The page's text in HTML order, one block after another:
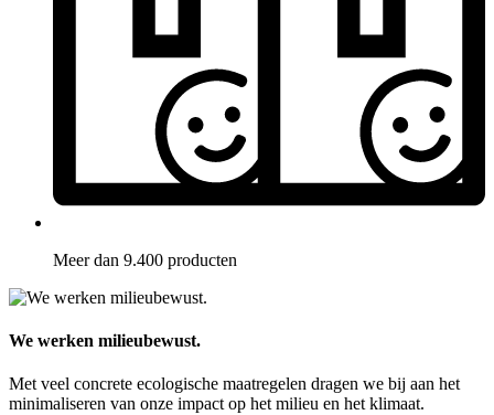
Meer dan 9.400 producten
We werken milieubewust.
Met veel concrete ecologische maatregelen dragen we bij aan het
minimaliseren van onze impact op het milieu en het klimaat.